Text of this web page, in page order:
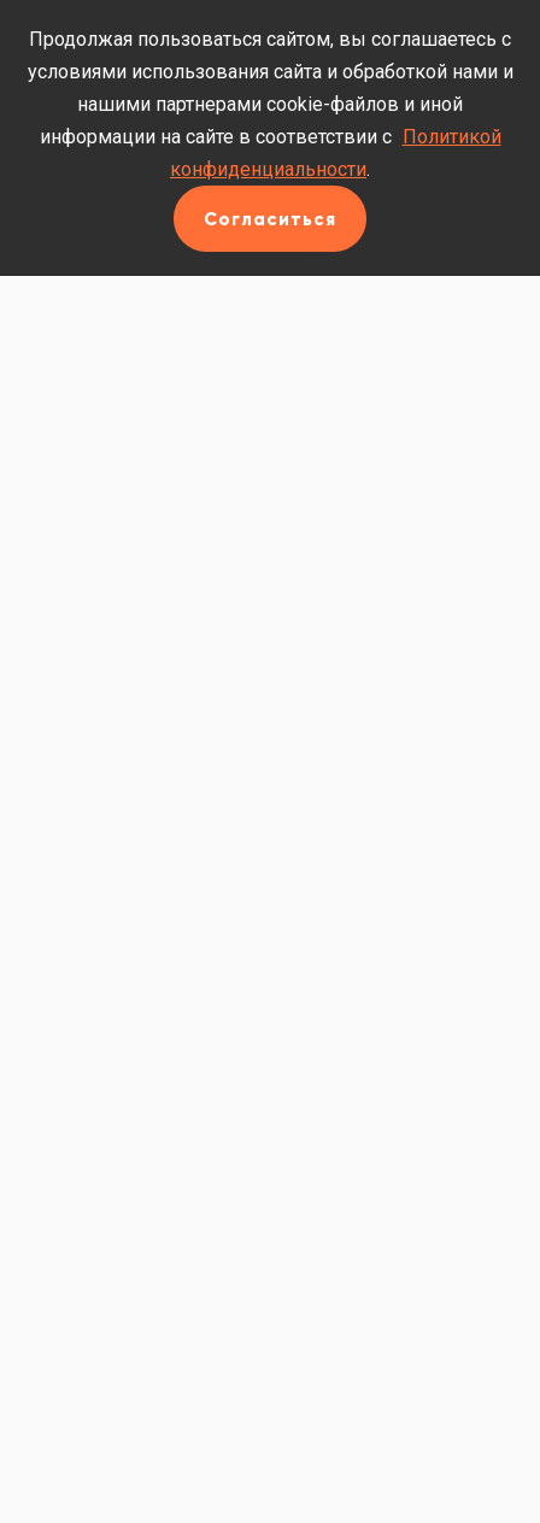
Продолжая пользоваться сайтом, вы соглашаетесь с
условиями использования сайта и обработкой нами и
нашими партнерами cookie-файлов и иной
информации на сайте в соответствии с Политикой
конфиденциальности.
Согласиться